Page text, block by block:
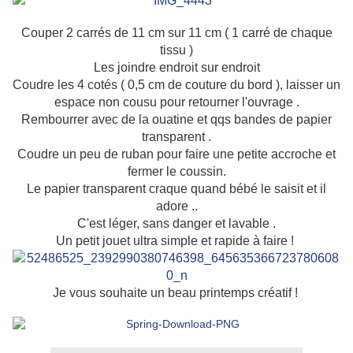
Couper 2 carrés de 11 cm sur 11 cm ( 1 carré de chaque
tissu )
Les joindre endroit sur endroit
Coudre les 4 cotés ( 0,5 cm de couture du bord ), laisser un
espace non cousu pour retourner l'ouvrage .
Rembourrer avec de la ouatine et qqs bandes de papier
transparent .
Coudre un peu de ruban pour faire une petite accroche et
fermer le coussin.
Le papier transparent craque quand bébé le saisit et il
adore ..
C'est léger, sans danger et lavable .
Un petit jouet ultra simple et rapide à faire !
Je vous souhaite un beau printemps créatif !